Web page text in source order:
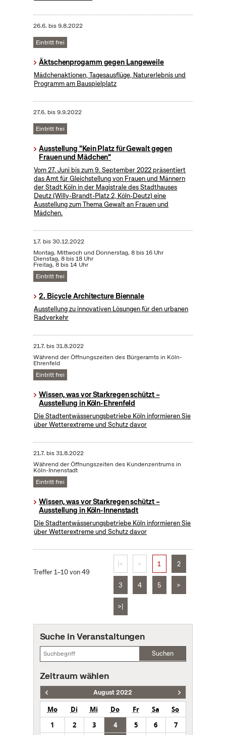
26.6. bis9.8.2022
Eintritt frei
Äktschenprogamm gegen Langeweile
Mädchenaktionen, Tagesausflüge, Naturerlebnis und
Programm am Bauspielplatz
27.6. bis9.9.2022
Eintritt frei
Ausstellung "Kein Platz für Gewalt gegen
Frauen und Mädchen"
Vom 27. Juni bis zum 9. September 2022 präsentiert
das Amt für Gleichstellung von Frauen und Männern
der Stadt Köln in der Magistrale des Stadthauses
Deutz (Willy-Brandt-Platz 2, Köln-Deutz) eine
Ausstellung zum Thema Gewalt an Frauen und
Mädchen.
1.7. bis30.12.2022
Montag, Mittwoch und Donnerstag, 8 bis 16 Uhr
Dienstag, 8 bis 18 Uhr
Freitag, 8 bis 14 Uhr
Eintritt frei
2. Bicycle Architecture Biennale
Ausstellung zu innovativen Lösungen für den urbanen
Radverkehr
21.7. bis31.8.2022
Während der Öffnungszeiten des Bürgeramts in Köln-
Ehrenfeld
Eintritt frei
Wissen, was vor Starkregen schützt –
Ausstellung in Köln-Ehrenfeld
Die Stadtentwässerungsbetriebe Köln informieren Sie
über Wetterextreme und Schutz davor
21.7. bis31.8.2022
Während der Öffnungszeiten des Kundenzentrums in
Köln-Innenstadt
Eintritt frei
Wissen, was vor Starkregen schützt –
Ausstellung in Köln-Innenstadt
Die Stadtentwässerungsbetriebe Köln informieren Sie
über Wetterextreme und Schutz davor
Treffer 1–10 von 49
|< < 1 2
3 4 5 >
>|
Suche in Veranstaltungen
Suchen
Zeitraum wählen
August 2022
Mo Di Mi Do Fr Sa
So
1
2 3 4 5 6
7